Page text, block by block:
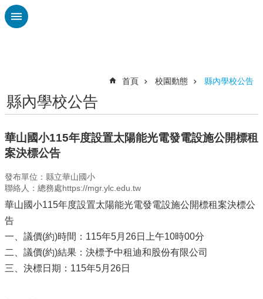
跳到主要內容區塊
認
廣
興
刊
專
欄
校
園
動
態
首頁 校園動態 縣內學校公告
縣內學校公告
華山國小115年度設置太陽能光電發電設施公開標租
案決標公告
發布單位：縣立華山國小
聯絡人：總務處https://mgr.ylc.edu.tw
華山國小115年度設置太陽能光電發電設施公開標租案決標公
告
一、議價(約)時間：115年5月26日上午10時00分
二、議價(約)結果：決標予中租迪和股份有限公司
三、決標日期：115年5月26日